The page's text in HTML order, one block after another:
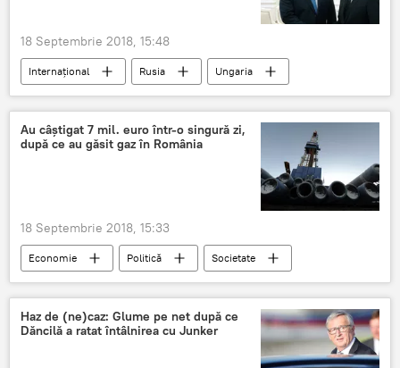
18 Septembrie 2018, 15:48
Internaţional Rusia
Ungaria
Moscova
Vladimir Putin
Viktor Orban
Cooperare
prim-ministru
întrevedere
Au câștigat 7 mil. euro într-o singură zi,
după ce au găsit gaz în România
18 Septembrie 2018, 15:33
Economie Politică
Societate
Polonia
descoperire
acțiuni
creștere
apreciere România
Haz de (ne)caz: Glume pe net după ce
Dăncilă a ratat întâlnirea cu Junker